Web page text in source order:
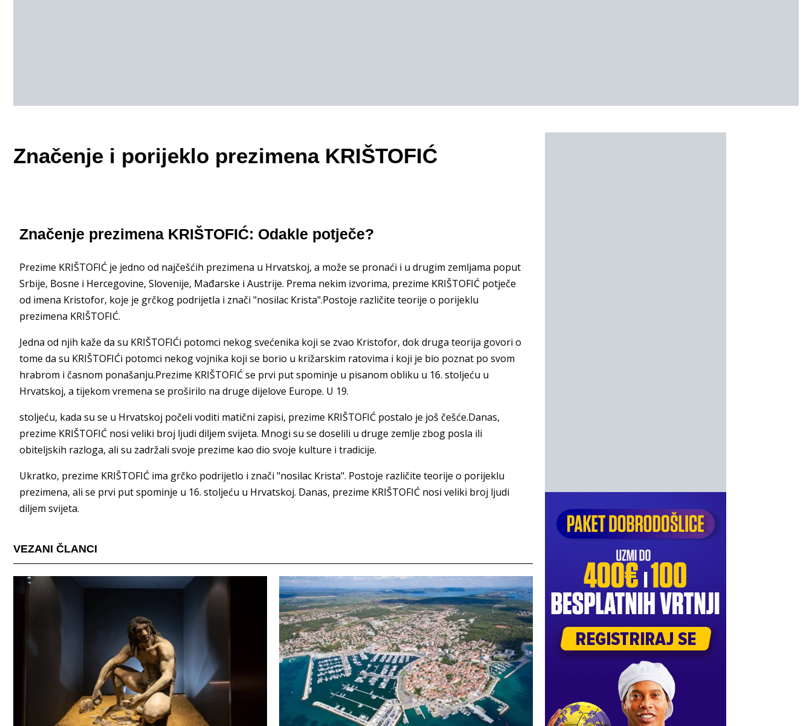
Značenje i porijeklo prezimena KRIŠTOFIĆ
Značenje prezimena KRIŠTOFIĆ: Odakle potječe?
Prezime KRIŠTOFIĆ je jedno od najčešćih prezimena u Hrvatskoj, a može se pronaći i u drugim zemljama poput
Srbije, Bosne i Hercegovine, Slovenije, Mađarske i Austrije. Prema nekim izvorima, prezime KRIŠTOFIĆ potječe
od imena Kristofor, koje je grčkog podrijetla i znači "nosilac Krista".Postoje različite teorije o porijeklu
prezimena KRIŠTOFIĆ.
Jedna od njih kaže da su KRIŠTOFIĆi potomci nekog svećenika koji se zvao Kristofor, dok druga teorija govori o
tome da su KRIŠTOFIĆi potomci nekog vojnika koji se borio u križarskim ratovima i koji je bio poznat po svom
hrabrom i časnom ponašanju.Prezime KRIŠTOFIĆ se prvi put spominje u pisanom obliku u 16. stoljeću u
Hrvatskoj, a tijekom vremena se proširilo na druge dijelove Europe. U 19.
stoljeću, kada su se u Hrvatskoj počeli voditi matični zapisi, prezime KRIŠTOFIĆ postalo je još češće.Danas,
prezime KRIŠTOFIĆ nosi veliki broj ljudi diljem svijeta. Mnogi su se doselili u druge zemlje zbog posla ili
obiteljskih razloga, ali su zadržali svoje prezime kao dio svoje kulture i tradicije.
Ukratko, prezime KRIŠTOFIĆ ima grčko podrijetlo i znači "nosilac Krista". Postoje različite teorije o porijeklu
prezimena, ali se prvi put spominje u 16. stoljeću u Hrvatskoj. Danas, prezime KRIŠTOFIĆ nosi veliki broj ljudi
diljem svijeta.
VEZANI ČLANCI